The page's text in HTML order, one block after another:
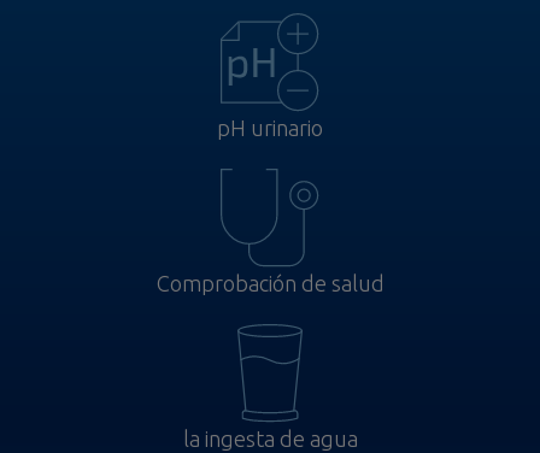
pH urinario
Comprobación de salud
la ingesta de agua